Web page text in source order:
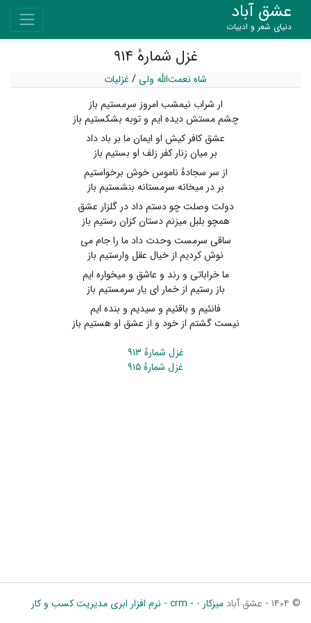
عشق آباد
دنیای شعر و ادبیات
غزل شمارهٔ ۹۱۴
شاه نعمت‌الله ولی/ غزلیات
ار شراب نیمشب امروز سرمستیم باز
چشم مستش دیده ایم و توبه بشکستیم باز
عشق کافر کیش او ایمان ما بر باد داد
بر میان زنار کفر زلف او بستیم باز
از سر سجادهٔ ناموس خوش برخواستیم
بر در میخانه سرمستانه بنشستیم باز
دولت وصلت چو دستم داد در گلزار عشق
همچو بلبل میزنم دستان کزان رستیم باز
ساقی سرمست وحدت داد ما را جام می
نوش کردیم از خیال عقل وارستیم باز
ما خراباتی و رند و عاشق و میخواره ایم
باز رستیم از خمار ای یار سرمستیم باز
فانئیم و باقئیم و سیدیم و بنده ایم
نیست گشتم از خود و از عشق او هستیم باز
غزل شمارهٔ ۹۱۳
غزل شمارهٔ ۹۱۵
© ۱۴۰۴ - عشق آباد میزکار - - crm - نرم افزار ابری مدیریت کسب و کار